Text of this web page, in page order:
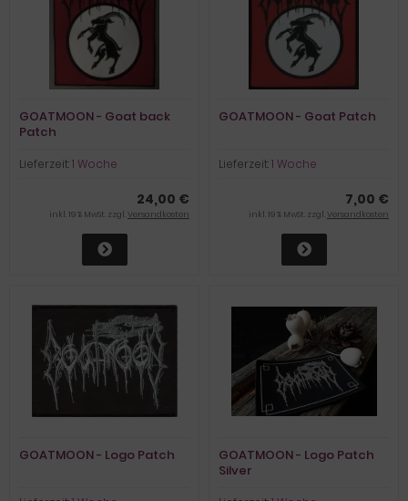
GOATMOON - Goat back
Patch
Lieferzeit:1 Woche
24,00 €
inkl. 19 % MwSt. zzgl.Versandkosten
GOATMOON - Goat Patch
Lieferzeit:1 Woche
7,00 €
inkl. 19 % MwSt. zzgl.Versandkosten
GOATMOON - Logo Patch
GOATMOON - Logo Patch
Silver